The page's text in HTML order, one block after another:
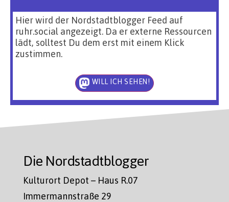
Hier wird der Nordstadtblogger Feed auf
ruhr.social angezeigt. Da er externe Ressourcen
lädt, solltest Du dem erst mit einem Klick
zustimmen.
WILL ICH SEHEN!
Die Nordstadtblogger
Kulturort Depot – Haus R.07
Immermannstraße 29